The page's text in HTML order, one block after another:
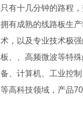
只有十几分钟的路程
拥有成熟的线路板生
术，以及专业技术极
板、、高频微波等特
备、计算机、工业控
等高科技领域，产品